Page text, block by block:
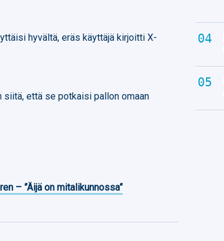
hyvältä, eräs käyttäjä kirjoitti X-
että se potkaisi pallon omaan
– ”Äijä on mitalikunnossa”